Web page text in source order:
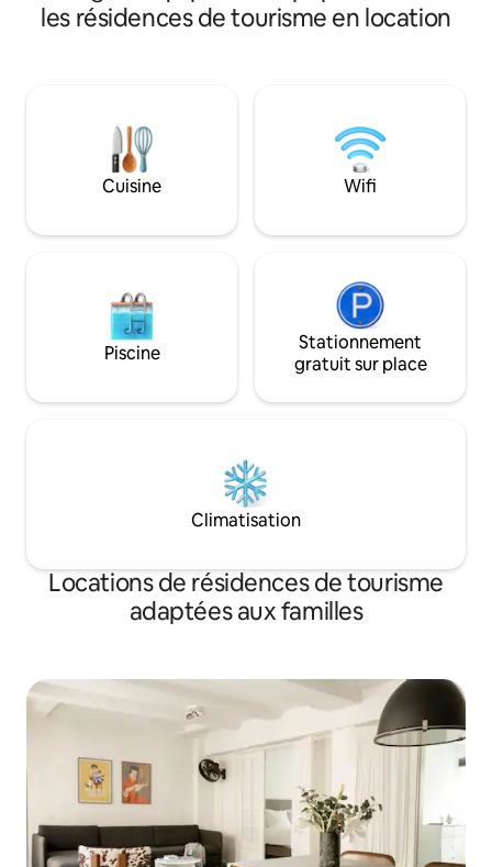
chambre double cosy et à un canapé-lit
confortable dans le séjour. Doté de
connexion Wi-Fi gratuite, de linge de
maison propre et d'équipements
essentiels. Parfait pour les couples, les
petites familles ou les professionnels en
et d'un emplacement central de choix.
bagages • Lit
demande) •
frais
logement est
professionnels
conformément à
les résidences de tourisme en location
Cuisine Wifi
Piscine
Stationnement
gratuit sur place
Climatisation
Locations de résidences de tourisme
adaptées aux familles